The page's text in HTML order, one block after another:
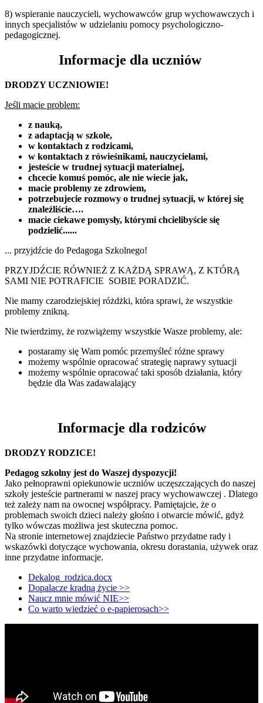
8) wspieranie nauczycieli, wychowawców grup wychowawczych i
innych specjalistów w udzielaniu pomocy psychologiczno-
pedagogicznej.
Informacje dla uczniów
DRODZY UCZNIOWIE!
Jeśli macie problem:
z nauką,
z adaptacją w szkole,
w kontaktach z rodzicami,
w kontaktach z rówieśnikami, nauczycielami,
jesteście w trudnej sytuacji materialnej,
chcecie komuś pomóc, ale nie wiecie jak,
macie problemy ze zdrowiem,
potrzebujecie rozmowy o trudnej sytuacji, w której się
znaleźliście….
macie ciekawe pomysły, którymi chcielibyście się
podzielić......
... przyjdźcie do Pedagoga Szkolnego!
PRZYJDŹCIE RÓWNIEŻ Z KAŻDĄ SPRAWĄ, Z KTÓRĄ
SAMI NIE POTRAFICIE SOBIE PORADZIĆ.
Nie mamy czarodziejskiej różdżki, która sprawi, że wszystkie
problemy znikną.
Nie twierdzimy, że rozwiążemy wszystkie Wasze problemy, ale:
postaramy się Wam pomóc przemyśleć różne sprawy
możemy wspólnie opracować strategię naprawy sytuacji
możemy wspólnie opracować taki sposób działania, który
będzie dla Was zadawalający
Informacje dla rodziców
DRODZY RODZICE!
Pedagog szkolny jest do Waszej dyspozycji!
Jako pełnoprawni opiekunowie uczniów uczęszczających do naszej
szkoły jesteście partnerami w naszej pracy wychowawczej . Dlatego
też zależy nam na owocnej współpracy. Pamiętajcie, że o
problemach swoich dzieci należy głośno i otwarcie mówić, gdyż
tylko wówczas możliwa jest skuteczna pomoc.
Na stronie internetowej znajdziecie Państwo przydatne rady i
wskazówki dotyczące wychowania, okresu dorastania, używek oraz
inne przydatne informacje.
Dekalog_rodzica.docx
Dopalacze kradną życie >>
Naucz mnie mówić NIE>>
Co warto wiedzieć o e-papierosach>>